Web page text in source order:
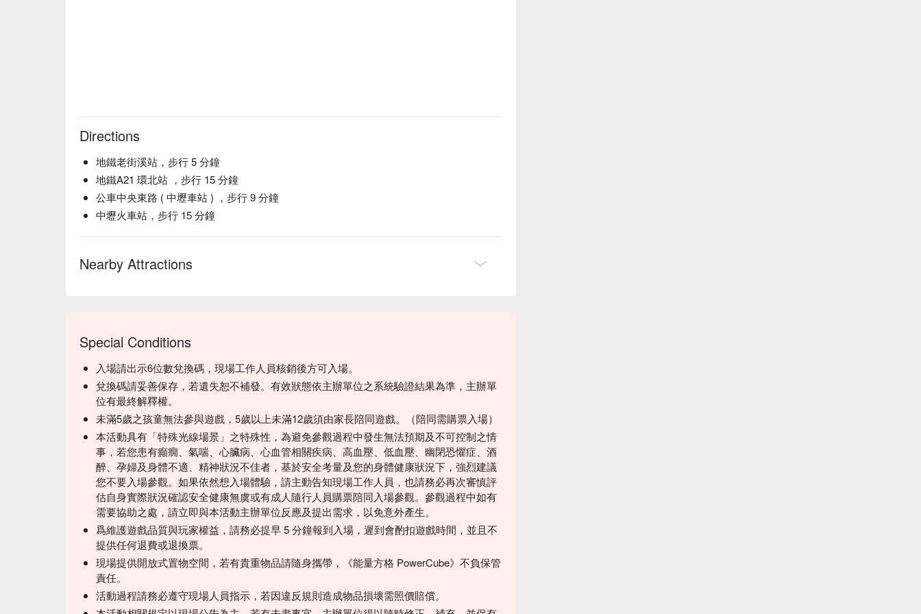
Directions
地鐵老街溪站，步行 5 分鐘
地鐵A21 環北站 ，步行 15 分鐘
公車中央東路 ( 中壢車站 ) ，步行 9 分鐘
中壢火車站，步行 15 分鐘
Nearby Attractions
Special Conditions
入場請出示6位數兌換碼，現場工作人員核銷後方可入場。
兌換碼請妥善保存，若遺失恕不補發。有效狀態依主辦單位之系統驗證結果為準，主辦單
位有最終解釋權。
未滿5歲之孩童無法參與遊戲，5歲以上未滿12歲須由家長陪同遊戲。（陪同需購票入場）
本活動具有「特殊光線場景」之特殊性，為避免參觀過程中發生無法預期及不可控制之情
事，若您患有癲癇、氣喘、心臟病、心血管相關疾病、高血壓、低血壓、幽閉恐懼症、酒
醉、孕婦及身體不適、精神狀況不佳者，基於安全考量及您的身體健康狀況下，強烈建議
您不要入場參觀。如果依然想入場體驗，請主動告知現場工作人員，也請務必再次審慎評
估自身實際狀況確認安全健康無虞或有成人隨行人員購票陪同入場參觀。參觀過程中如有
需要協助之處，請立即與本活動主辦單位反應及提出需求，以免意外產生。
爲維護遊戲品質與玩家權益，請務必提早 5 分鐘報到入場，遲到會酌扣遊戲時間，並且不
提供任何退費或退換票。
現場提供開放式置物空間，若有貴重物品請隨身攜帶，《能量方格 PowerCube》不負保管
責任。
活動過程請務必遵守現場人員指示，若因違反規則造成物品損壞需照價賠償。